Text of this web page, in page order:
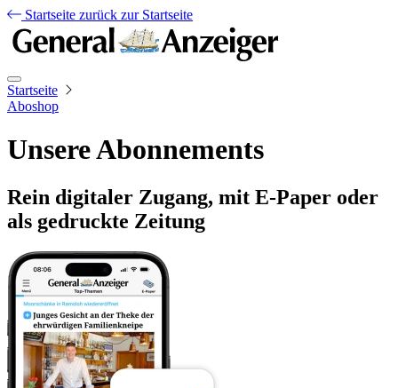
Startseite zurück zur Startseite
Startseite
Aboshop
Unsere Abonnements
Rein digitaler Zugang, mit E-Paper oder
als gedruckte Zeitung